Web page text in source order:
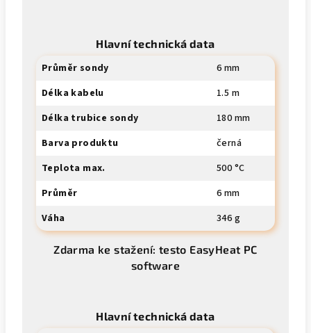
Hlavní technická data
Průměr sondy
6 mm
Délka kabelu
1.5 m
Délka trubice sondy
180 mm
Barva produktu
černá
Teplota max.
500 °C
Průměr
6 mm
Váha
346 g
Zdarma ke stažení: testo EasyHeat PC
software
Hlavní technická data